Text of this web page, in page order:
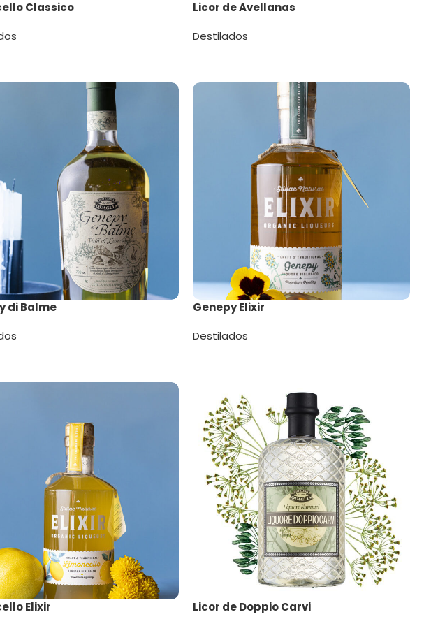
Classico
Licor de Avellanas
Destilados
di Balme
Genepy Elixir
Destilados
Elixir Licor de Doppio Carvi